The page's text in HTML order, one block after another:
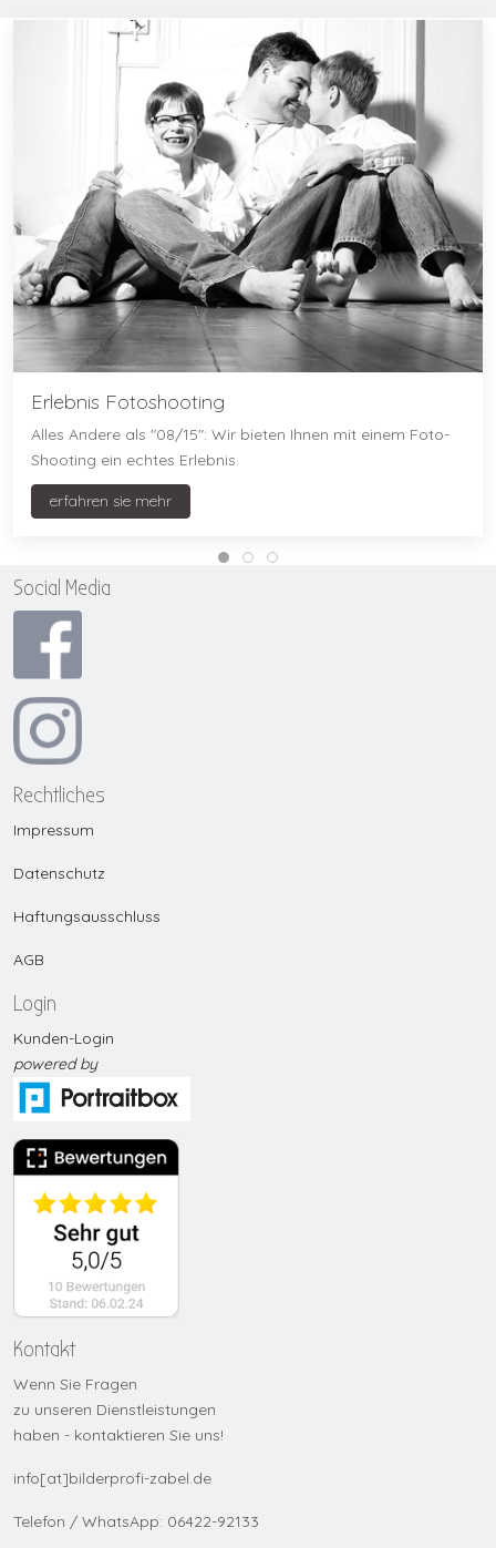
Erlebnis Fotoshooting
Alles Andere als "08/15": Wir bieten Ihnen mit einem Foto-
Shooting ein echtes Erlebnis.
erfahren sie mehr
Social Media
Rechtliches
Impressum
Datenschutz
Haftungsausschluss
AGB
Login
Kunden-Login
powered by
Kontakt
Wenn Sie Fragen
zu unseren Dienstleistungen
haben - kontaktieren Sie uns!
info[at]bilderprofi-zabel.de
Telefon / WhatsApp: 06422-92133